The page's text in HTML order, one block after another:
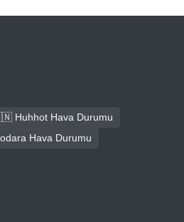
Huhhot Hava Durumu
Hava Durumu